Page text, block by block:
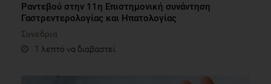
Ραντεβού στην 11η Επιστημονική συνάντηση
Γαστρεντερολογίας και Ηπατολογίας
Συνέδρια
1 λεπτό να διαβαστεί